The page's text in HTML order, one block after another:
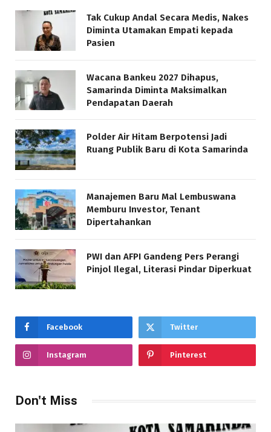
Tak Cukup Andal Secara Medis, Nakes
Diminta Utamakan Empati kepada
Pasien
Wacana Bankeu 2027 Dihapus,
Samarinda Diminta Maksimalkan
Pendapatan Daerah
Polder Air Hitam Berpotensi Jadi
Ruang Publik Baru di Kota Samarinda
Manajemen Baru Mal Lembuswana
Memburu Investor, Tenant
Dipertahankan
PWI dan AFPI Gandeng Pers Perangi
Pinjol Ilegal, Literasi Pindar Diperkuat
Facebook Twitter
Instagram Pinterest
Don't Miss